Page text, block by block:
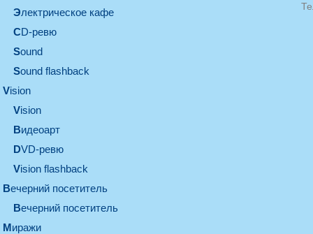
электрическое кафе
CD-ревю
sound
Sound flashback
vision
vision
видеоарт
DVD-ревю
Vision flashback
вечерний посетитель
вечерний посетитель
миражи